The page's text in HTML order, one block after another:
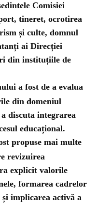
Comisiei
tineret, ocrotirea
și culte, domnul
ai Direcției
din instituțiile de
a fost de a evalua
din domeniul
discuta integrarea
educațional.
propuse mai multe
revizuirea
explicit valorile
formarea cadrelor
implicarea activă a